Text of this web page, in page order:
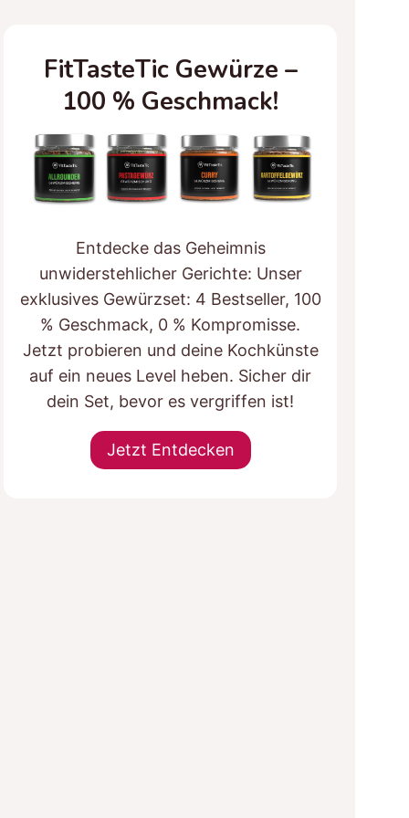
FitTasteTic Gewürze –
100 % Geschmack!
Entdecke das Geheimnis
unwiderstehlicher Gerichte: Unser
exklusives Gewürzset: 4 Bestseller, 100
% Geschmack, 0 % Kompromisse.
Jetzt probieren und deine Kochkünste
auf ein neues Level heben. Sicher dir
dein Set, bevor es vergriffen ist!
Jetzt Entdecken